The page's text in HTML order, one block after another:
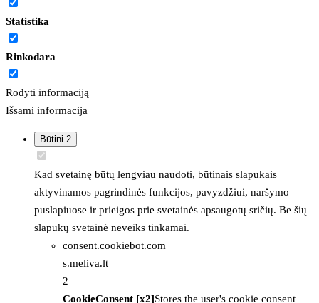
Statistika
Rinkodara
Rodyti informaciją
Išsami informacija
Būtini 2
Kad svetainę būtų lengviau naudoti, būtinais slapukais
aktyvinamos pagrindinės funkcijos, pavyzdžiui, naršymo
puslapiuose ir prieigos prie svetainės apsaugotų sričių. Be šių
slapukų svetainė neveiks tinkamai.
consent.cookiebot.com
s.meliva.lt
2
CookieConsent [x2]Stores the user's cookie consent